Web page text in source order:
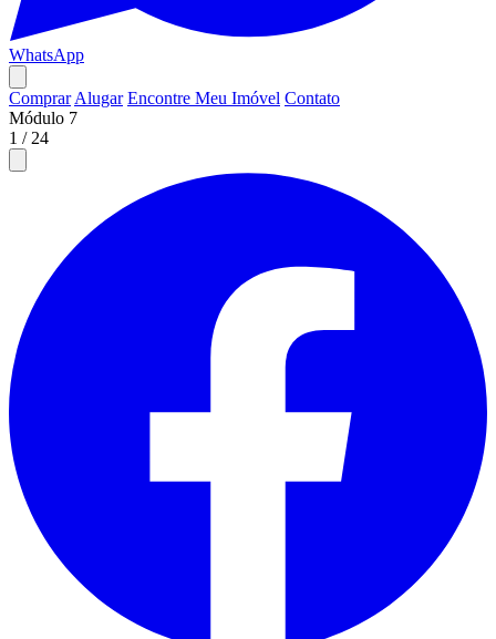
WhatsApp
Comprar Alugar Encontre Meu Imóvel Contato
Módulo 7
1 / 24